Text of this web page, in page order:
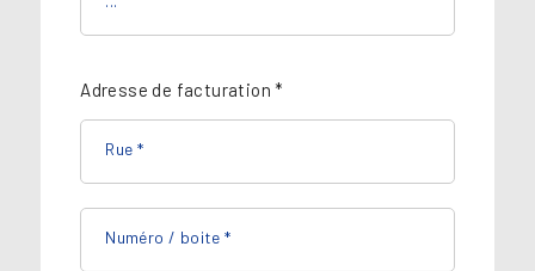
Adresse de facturation *